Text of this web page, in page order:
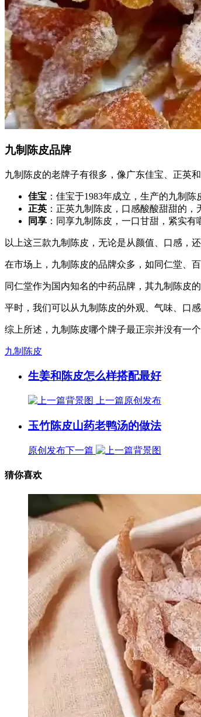
九制陈皮品牌
九制陈皮的老牌子有很多，像广东佳宝、正英
佳宝 ：佳宝于1983年成立，生产的九制
正英 ：正英九制陈皮，口感酸酸甜甜的
同享 ：同享九制陈皮，一口甘甜，紧实
以上这三款九制陈皮，无论是从颜值、口感，
在市场上，九制陈皮的品牌众多，如同仁堂、百
同仁堂作为国内知名的中药品牌，其九制陈皮
平时，我们可以从九制陈皮的外观、气味、口
综上所述，九制陈皮哪个牌子最正宗并没有一
九制陈皮
生姜和陈皮怎么样搭配最好
上一篇原创发布
玉竹陈皮山药老鸭汤的做法
原创发布下一篇
猜你喜欢